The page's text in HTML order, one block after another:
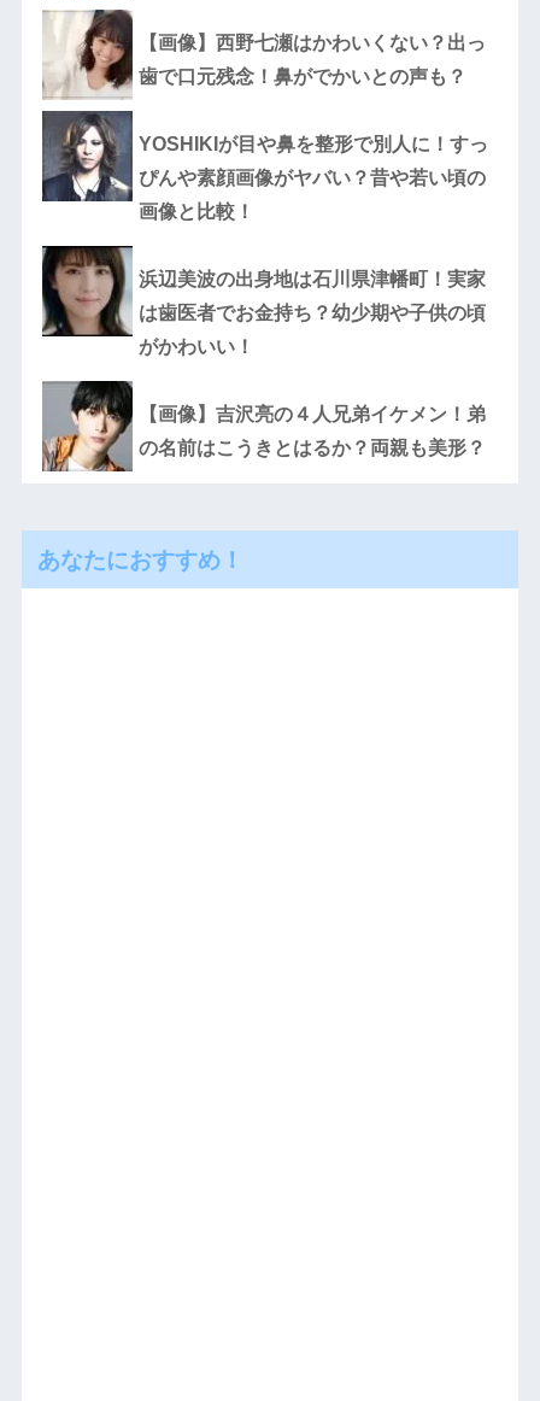
【画像】西野七瀬はかわいくない？出っ
歯で口元残念！鼻がでかいとの声も？
YOSHIKIが目や鼻を整形で別人に！すっ
ぴんや素顔画像がヤバい？昔や若い頃の
画像と比較！
浜辺美波の出身地は石川県津幡町！実家
は歯医者でお金持ち？幼少期や子供の頃
がかわいい！
【画像】吉沢亮の４人兄弟イケメン！弟
の名前はこうきとはるか？両親も美形？
あなたにおすすめ！